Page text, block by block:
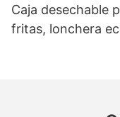
Caja desechable
fritas, lonchera